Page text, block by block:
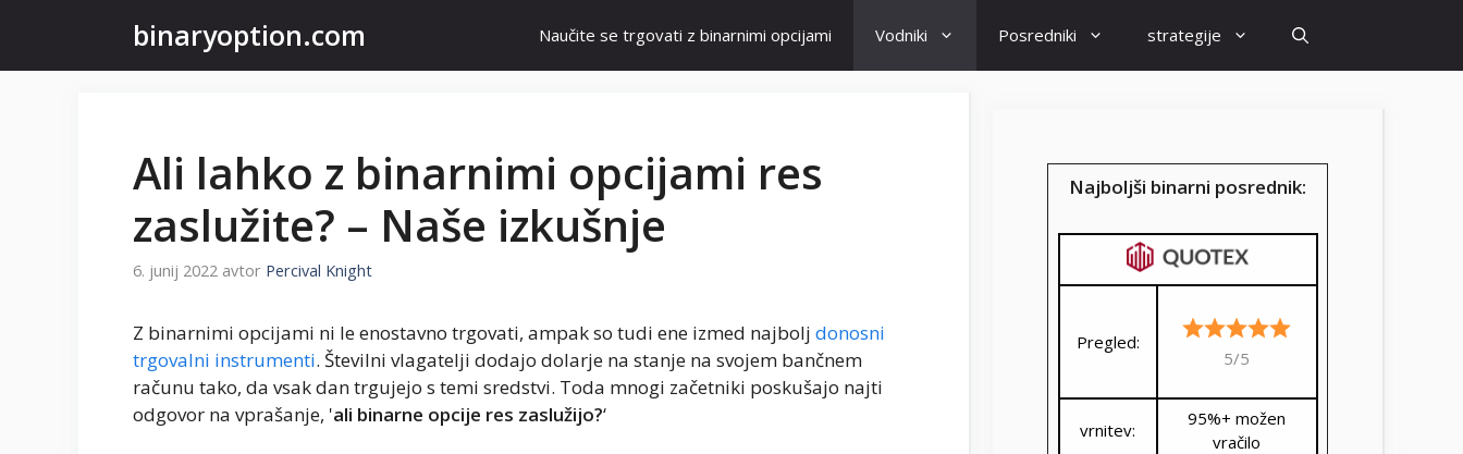
vsebino
binaryoption.com Naučite se trgovati z binarnimi opcijami Vodniki Posredniki strategije
Ali lahko z binarnimi opcijami res
zaslužite? – Naše izkušnje
6. junij 2022 avtor Percival Knight
Z binarnimi opcijami ni le enostavno trgovati, ampak so tudi ene izmed najbolj donosni
trgovalni instrumenti. Številni vlagatelji dodajo dolarje na stanje na svojem bančnem
računu tako, da vsak dan trgujejo s temi sredstvi. Toda mnogi začetniki poskušajo najti
odgovor na vprašanje, 'ali binarne opcije res zaslužijo?‘
Najboljši binarni posrednik:
Pregled:
5/5
vrnitev:
95%+ možen
vračilo